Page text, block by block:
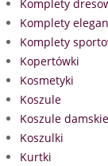
Komplety
Komplety
Komplety
Kopertówki
Kosmetyki
Koszule
Koszule damskie
Koszulki
Kurtki